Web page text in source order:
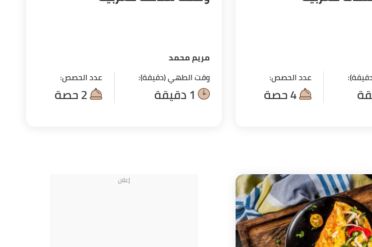
عدد الحصص:
4 حصة
مريم محمد
وقت الطهي (دقيقة):
عدد الحصص: